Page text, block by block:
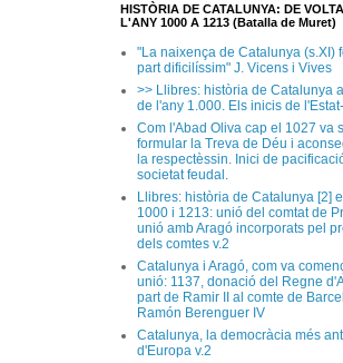
HISTÒRIA DE CATALUNYA: DE
L'ANY 1000 A 1213 (Batalla de Muret)
"La naixença de Catalunya (s.XI)
part dificilíssim" J. Vicens i Vives
>> Llibres: història de Catalunya
de l'any 1.000. Els inicis de
Com l'Abad Oliva cap el 1027 va
formular la Treva de Déu i
la respectèssin. Inici de
societat feudal.
Llibres: història de Catalunya [2]
1000 i 1213: unió del comtat de
unió amb Aragó incorporats pel
dels comtes v.2
Catalunya i Aragó, com va
unió: 1137, donació del Regne
part de Ramir II al comte de
Ramón Berenguer IV
Catalunya, la democràcia més
d'Europa v.2